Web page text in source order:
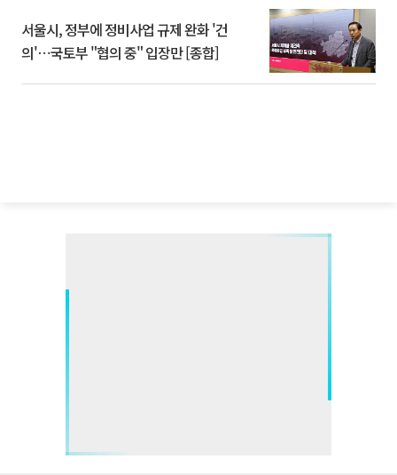
서울시, 정부에 정비사업 규제 완화 '건
의'⋯국토부 "협의 중" 입장만 [종합]